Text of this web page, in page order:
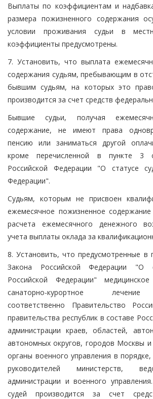
Выплаты по коэффициентам и
размера пожизненного содержания
условии проживания судьи в
коэффициенты предусмотрены.
7. Установить, что выплата
содержания судьям, пребывающим в
бывшим судьям, на которых это
производится за счет средств
Бывшие судьи, получая
содержание, не имеют права
пенсию или заниматься другой
кроме перечисленной в пункте 3
Российской Федерации "О статусе
Федерации".
Судьям, которым не присвоен
ежемесячное пожизненное
расчета ежемесячного денежного
учета выплаты оклада за
8. Установить, что предусмотренные в
Закона Российской Федерации "О
Российской Федерации"
санаторно-курортное
соответственно Правительство
правительства республик в составе
администрации краев, областей,
автономных округов, городов Москвы и
органы военного управления в
руководителей министерств,
администрации и военного
судей производится за счет